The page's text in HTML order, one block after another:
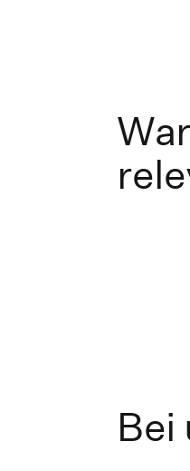
Bei